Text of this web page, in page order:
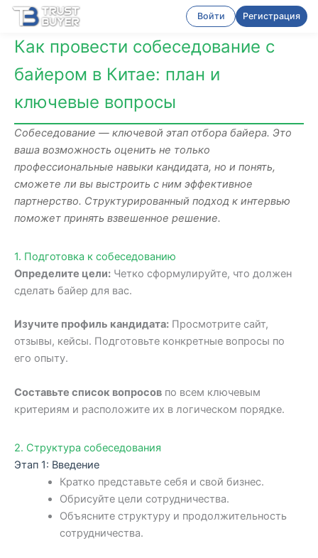
Войти Регистрация
Как провести собеседование с
байером в Китае: план и
ключевые вопросы
Собеседование — ключевой этап отбора байера. Это
ваша возможность оценить не только
профессиональные навыки кандидата, но и понять,
сможете ли вы выстроить с ним эффективное
партнерство. Структурированный подход к интервью
поможет принять взвешенное решение.
1. Подготовка к собеседованию
Определите цели: Четко сформулируйте, что должен
сделать байер для вас.
Изучите профиль кандидата: Просмотрите сайт,
отзывы, кейсы. Подготовьте конкретные вопросы по
его опыту.
Составьте список вопросов по всем ключевым
критериям и расположите их в логическом порядке.
2. Структура собеседования
Этап 1: Введение
Кратко представьте себя и свой бизнес.
Обрисуйте цели сотрудничества.
Объясните структуру и продолжительность
сотрудничества.